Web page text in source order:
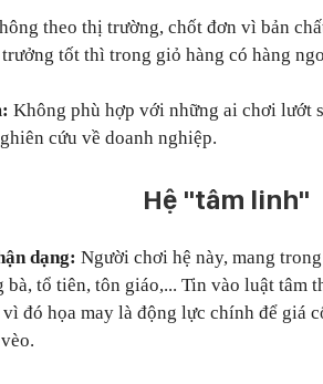
theo thị trường, chốt đơn vì bản
tốt thì trong giỏ hàng có hàng
Không phù hợp với những ai chơi lướt
cứu về doanh nghiệp.
Hệ "tâm linh"
dạng: Người chơi hệ này, mang
tổ tiên, tôn giáo,... Tin vào luật tâm
đó họa may là động lực chính để giá